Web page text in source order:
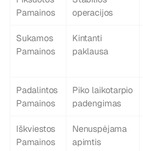
Pamainos
operacijos
Sukamos
Pamainos
Kintanti
paklausa
Padalintos
Pamainos
Piko laikotarpio
padengimas
Iškviestos
Pamainos
Nenuspėjama
apimtis